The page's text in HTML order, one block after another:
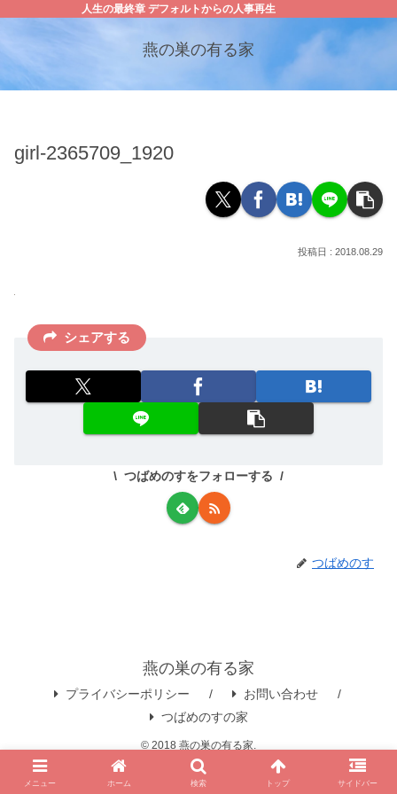
人生の最終章 デフォルトからの人事再生
燕の巣の有る家
girl-2365709_1920
2018.08.29
シェアする
つばめのすをフォローする
つばめのす
燕の巣の有る家
プライバシーポリシー
お問い合わせ
つばめのすの家
© 2018 燕の巣の有る家.
メニュー ホーム 検索 トップ サイドバー